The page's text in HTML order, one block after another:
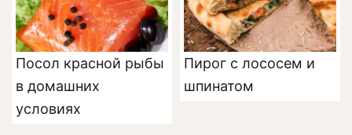
Посол красной рыбы
в домашних
условиях
Пирог с лососем и
шпинатом